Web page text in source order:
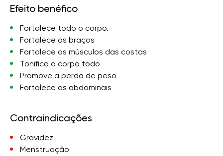
Efeito benéfico
Fortalece todo o corpo.
Fortalece os braços
Fortalece os músculos das costas
Tonifica o corpo todo
Promove a perda de peso
Fortalece os abdominais
Contraindicações
Gravidez
Menstruação